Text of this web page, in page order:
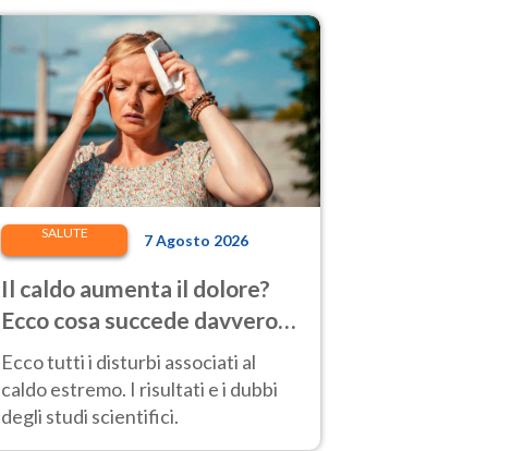
contenere i consumi.
SALUTE 7 Agosto 2026
Il caldo aumenta il dolore?
Ecco cosa succede davvero
al corpo con le alte
temperature
Ecco tutti i disturbi associati al
caldo estremo. I risultati e i dubbi
degli studi scientifici.